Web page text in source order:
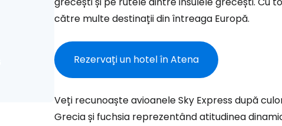
către multe destinații din întreaga Europă.
Rezervați un hotel în Atena
Veți recunoaște avioanele Sky Express după
Grecia și fuchsia reprezentând atitudinea